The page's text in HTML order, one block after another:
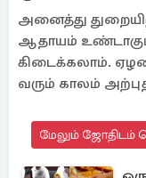
அனைத்து
ஆதாயம்
கிடைக்கலாம்.
வரும் காலம்
மேலும் ஜோதிடம்